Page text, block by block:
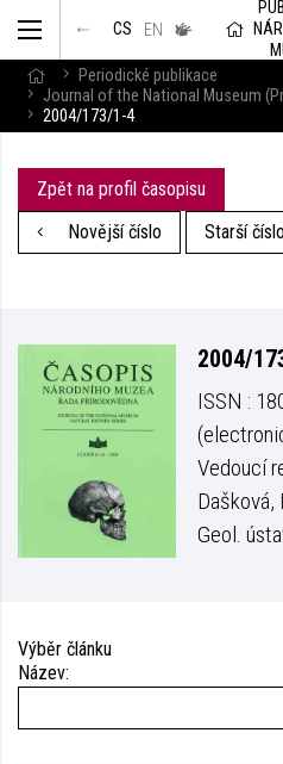
CS EN
v českém
jazyce
Periodické publikace
Journal of the National Museum
2004/173/1-4
Zpět na profil časopisu
Novější číslo
Starší číslo
2004/
ISSN :
Vedoucí
Dašková,
Geol.
Výběr článku
Název: